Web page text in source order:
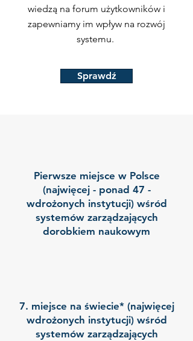
wiedzą na forum użytkowników i
zapewniamy im wpływ na rozwój
systemu.
Sprawdź
Pierwsze miejsce w Polsce
(najwięcej - ponad 47 -
wdrożonych instytucji) wśród
systemów zarządzających
dorobkiem naukowym
7. miejsce na świecie* (najwięcej
wdrożonych instytucji) wśród
systemów zarządzających